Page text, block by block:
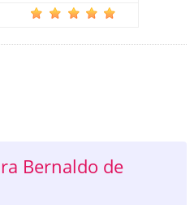
Bernaldo de